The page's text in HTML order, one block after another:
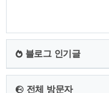
블로그 인기글
전체 방문자